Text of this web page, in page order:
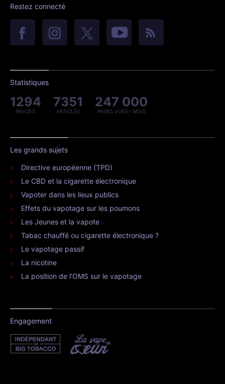
Restez connecté
Statistiques
1294
REVUES
7351
ARTICLES
247 000
PAGES VUES / MOIS
Les grands sujets
Directive européenne (TPD)
Le CBD et la cigarette électronique
Vapoter dans les lieux publics
Effets du vapotage sur les poumons
Les Jeunes et la vapote
Tabac chauffé ou cigarette électronique ?
Le vapotage passif
La nicotine
La position de l’OMS sur le vapotage
Engagement